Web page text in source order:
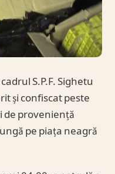
S.P.F. Sighetu
și confiscat peste
de proveniență
pe piața neagră